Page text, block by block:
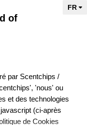
of
par Scentchips /
'nous' ou
et des technologies
(ci-après
de Cookies